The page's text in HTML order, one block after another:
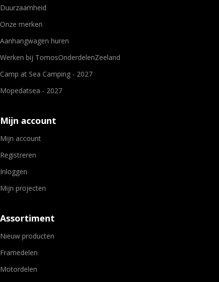
Duurzaamheid
Onze merken
Aanhangwagen huren
Werken bij TomosOnderdelenZeeland
Camp at Sea Camping - 2027
Mopedatsea - 2027
Mijn account
Mijn account
Registreren
Inloggen
Mijn projecten
Assortiment
Nieuw producten
Framedelen
Motordelen